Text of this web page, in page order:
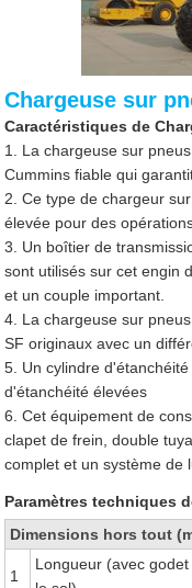
Chargeuse sur
Caractéristiques de
1. La chargeuse sur
Cummins fiable qui
2. Ce type de chargeur
élevée pour des
3. Un boîtier de
sont utilisés sur cet engin
et un couple important.
4. La chargeuse sur
SF originaux avec un
5. Un cylindre
d'étanchéité élevées
6. Cet équipement de
clapet de frein, double
complet et un système de
Paramètres techniques
Dimensions hors tout
1
Longueur (avec godet